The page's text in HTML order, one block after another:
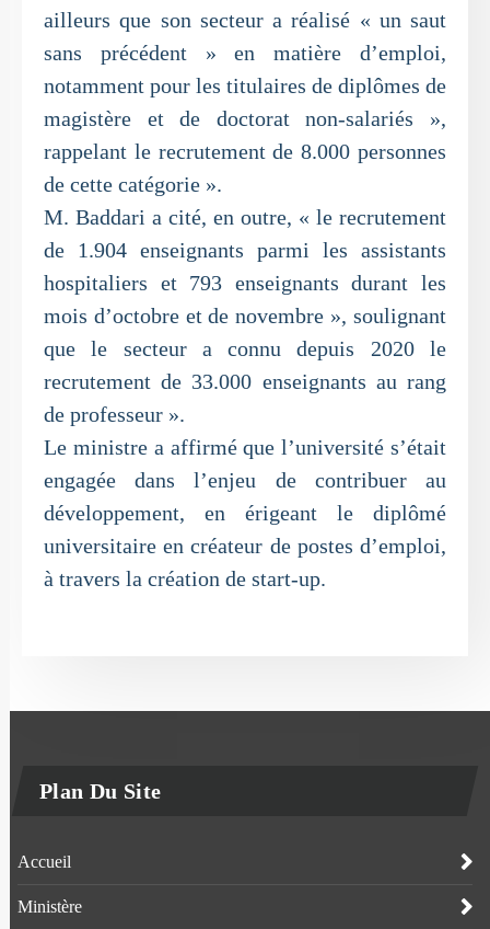
ailleurs que son secteur a réalisé « un saut
sans précédent » en matière d’emploi,
notamment pour les titulaires de diplômes de
magistère et de doctorat non-salariés »,
rappelant le recrutement de 8.000 personnes
de cette catégorie ».
M. Baddari a cité, en outre, « le recrutement
de 1.904 enseignants parmi les assistants
hospitaliers et 793 enseignants durant les
mois d’octobre et de novembre », soulignant
que le secteur a connu depuis 2020 le
recrutement de 33.000 enseignants au rang
de professeur ».
Le ministre a affirmé que l’université s’était
engagée dans l’enjeu de contribuer au
développement, en érigeant le diplômé
universitaire en créateur de postes d’emploi,
à travers la création de start-up.
Plan Du Site
Accueil
Ministère